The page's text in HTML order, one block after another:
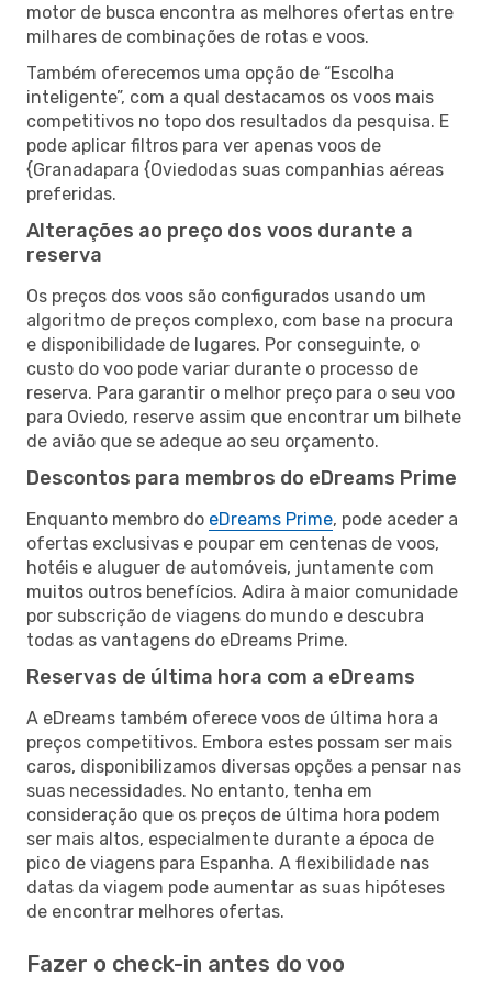
motor de busca encontra as melhores ofertas entre
milhares de combinações de rotas e voos.
Também oferecemos uma opção de “Escolha
inteligente”, com a qual destacamos os voos mais
competitivos no topo dos resultados da pesquisa. E
pode aplicar filtros para ver apenas voos de
{Granadapara {Oviedodas suas companhias aéreas
preferidas.
Alterações ao preço dos voos durante a
reserva
Os preços dos voos são configurados usando um
algoritmo de preços complexo, com base na procura
e disponibilidade de lugares. Por conseguinte, o
custo do voo pode variar durante o processo de
reserva. Para garantir o melhor preço para o seu voo
para Oviedo, reserve assim que encontrar um bilhete
de avião que se adeque ao seu orçamento.
Descontos para membros do eDreams Prime
Enquanto membro do eDreams Prime, pode aceder a
ofertas exclusivas e poupar em centenas de voos,
hotéis e aluguer de automóveis, juntamente com
muitos outros benefícios. Adira à maior comunidade
por subscrição de viagens do mundo e descubra
todas as vantagens do eDreams Prime.
Reservas de última hora com a eDreams
A eDreams também oferece voos de última hora a
preços competitivos. Embora estes possam ser mais
caros, disponibilizamos diversas opções a pensar nas
suas necessidades. No entanto, tenha em
consideração que os preços de última hora podem
ser mais altos, especialmente durante a época de
pico de viagens para Espanha. A flexibilidade nas
datas da viagem pode aumentar as suas hipóteses
de encontrar melhores ofertas.
Fazer o check-in antes do voo